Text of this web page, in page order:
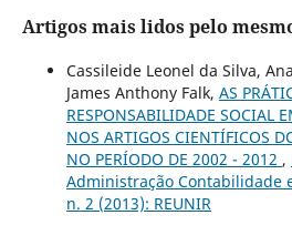
Artigos mais lidos pelo
Cassileide Leonel da Silva,
James Anthony Falk, AS
RESPONSABILIDADE SOCIAL
NOS ARTIGOS CIENTÍFICOS
NO PERÍODO DE 2002 - 2012 ,
Administração Contabilidade
n. 2 (2013): REUNIR